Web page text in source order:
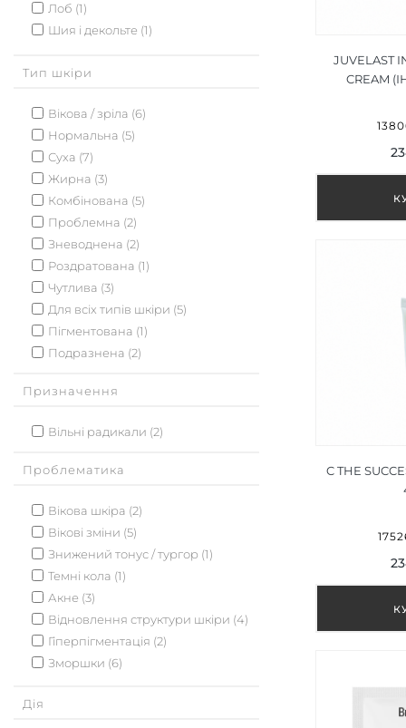
Лоб (1)
Шия і декольте (1)
Тип шкіри
Вікова / зріла (6)
Нормальна (5)
Суха (7)
Жирна (3)
Комбінована (5)
Проблемна (2)
Зневоднена (2)
Роздратована (1)
Чутлива (3)
Для всіх типів шкіри (5)
Пігментована (1)
Подразнена (2)
Призначення
Вільні радикали (2)
Проблематика
Вікова шкіра (2)
Вікові зміни (5)
Знижений тонус / тургор (1)
Темні кола (1)
Акне (3)
Відновлення структури шкіри (4)
Гіперпігментація (2)
Зморшки (6)
Дія
JUVELAST
CREAM
C THE